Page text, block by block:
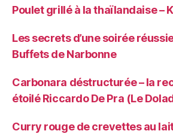
Poulet grillé à la thaïlandaise –
Les secrets d’une soirée
Buffets de Narbonne
Carbonara déstructurée – la
étoilé Riccardo De Pra (Le
Curry rouge de crevettes au